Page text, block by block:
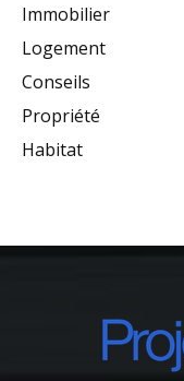
Immobilier
Logement
Conseils
Propriété
Habitat